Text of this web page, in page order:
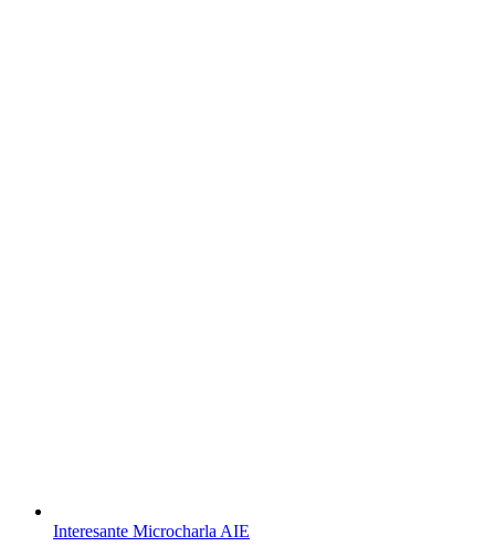
Interesante Microcharla AIE